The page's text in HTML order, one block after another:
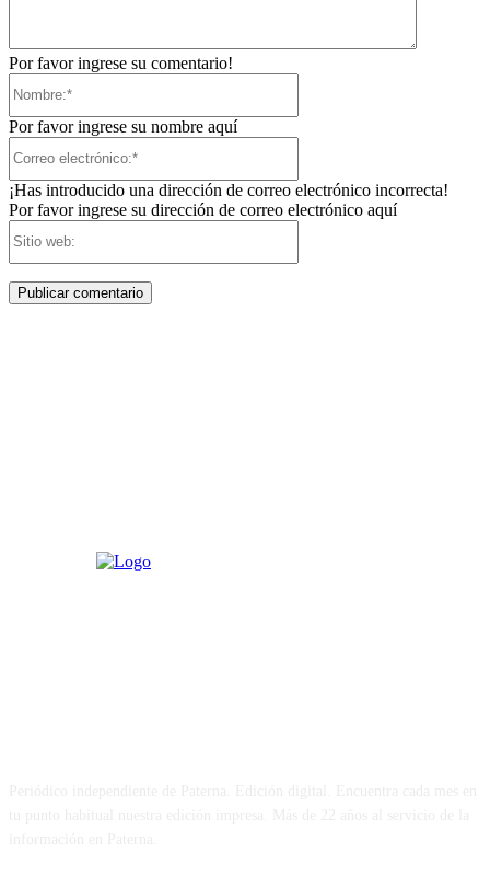
Por favor ingrese su comentario!
Por favor ingrese su nombre aquí
¡Has introducido una dirección de correo electrónico incorrecta!
Por favor ingrese su dirección de correo electrónico aquí